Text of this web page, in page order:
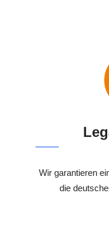
Wir garantieren
die